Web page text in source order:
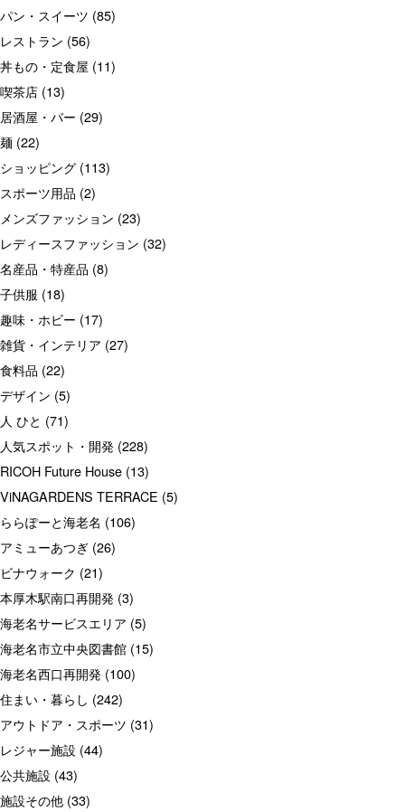
パン・スイーツ (85)
レストラン (56)
丼もの・定食屋 (11)
喫茶店 (13)
居酒屋・バー (29)
麺 (22)
ショッピング (113)
スポーツ用品 (2)
メンズファッション (23)
レディースファッション (32)
名産品・特産品 (8)
子供服 (18)
趣味・ホビー (17)
雑貨・インテリア (27)
食料品 (22)
デザイン (5)
人 ひと (71)
人気スポット・開発 (228)
RICOH Future House (13)
ViNAGARDENS TERRACE (5)
ららぽーと海老名 (106)
アミューあつぎ (26)
ビナウォーク (21)
本厚木駅南口再開発 (3)
海老名サービスエリア (5)
海老名市立中央図書館 (15)
海老名西口再開発 (100)
住まい・暮らし (242)
アウトドア・スポーツ (31)
レジャー施設 (44)
公共施設 (43)
施設その他 (33)